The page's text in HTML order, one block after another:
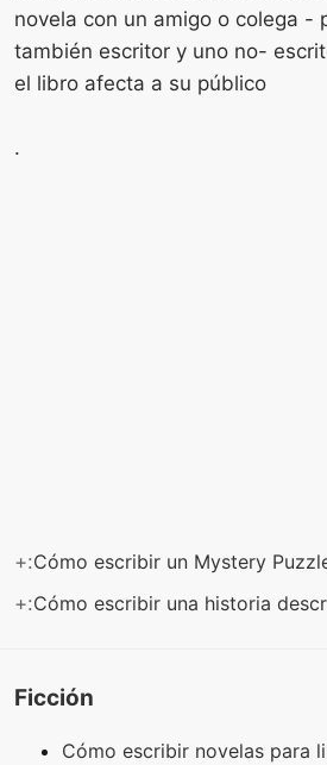
novela con un amigo o colega -
también escritor y uno no-
el libro afecta a su público
.
+:Cómo escribir un Mystery
+:Cómo escribir una historia
Ficción
Cómo escribir novelas para